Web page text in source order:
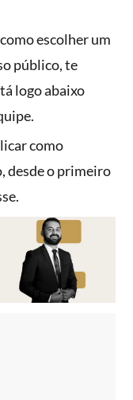
escolher um
público, te
logo abaixo
como
desde o primeiro